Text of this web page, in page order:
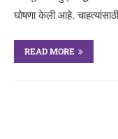
घोषणा केली आहे.
READ MORE